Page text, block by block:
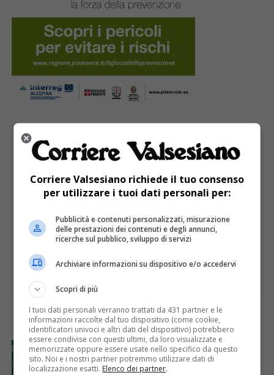
I PIÙ
ATTUALITÀ 3 giorni fa
GAL Terre del Sesia: 450.000 euro per la
valorizzazione del patrimonio rurale
Corriere Valsesiano richiede il tuo consenso
per utilizzare i tuoi dati personali per:
Pubblicità e contenuti personalizzati, misurazione
delle prestazioni dei contenuti e degli annunci,
ricerche sul pubblico, sviluppo di servizi
Archiviare informazioni su dispositivo e/o accedervi
Scopri di più
I tuoi dati personali verranno trattati da 431 partner e le
informazioni raccolte dal tuo dispositivo (come cookie,
identificatori univoci e altri dati del dispositivo) potrebbero
essere condivise con questi ultimi, da loro visualizzate e
memorizzate oppure essere usate nello specifico da questo
sito. Noi e i nostri partner potremmo utilizzare dati di
localizzazione esatti. Elenco dei partner.